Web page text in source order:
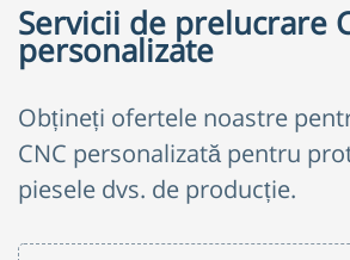
Servicii de prelucrare
personalizate
Obțineți ofertele noastre
CNC personalizată pentru
piesele dvs. de producție.